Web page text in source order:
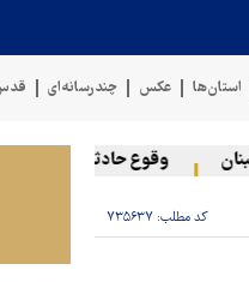
استان‌ها عکس چندرسانه‌ای قدس
وقوع حادثه دریایی در
کد مطلب: ۷۳۵۶۳۷